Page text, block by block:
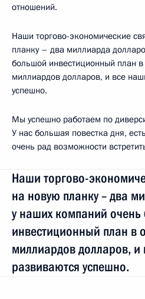
отношений.
Наши торгово-экономические
планку – два миллиарда
большой инвестиционный план
миллиардов долларов, и все
успешно.
Мы успешно работаем по
У нас большая повестка дня,
очень рад возможности
Наши торгово-
на новую планку – два
у наших компаний
инвестиционный план в
миллиардов долларов,
развиваются успешно.